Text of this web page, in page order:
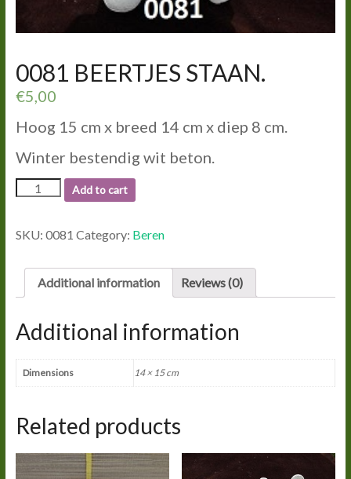
0081 BEERTJES STAAN.
€5,00
Hoog 15 cm x breed 14 cm x diep 8 cm.
Winter bestendig wit beton.
0081
BEERTJES
quantity
Add to cart
SKU: 0081 Category: Beren
Additional information Reviews (0)
Additional information
Dimensions 14 × 15 cm
Related products